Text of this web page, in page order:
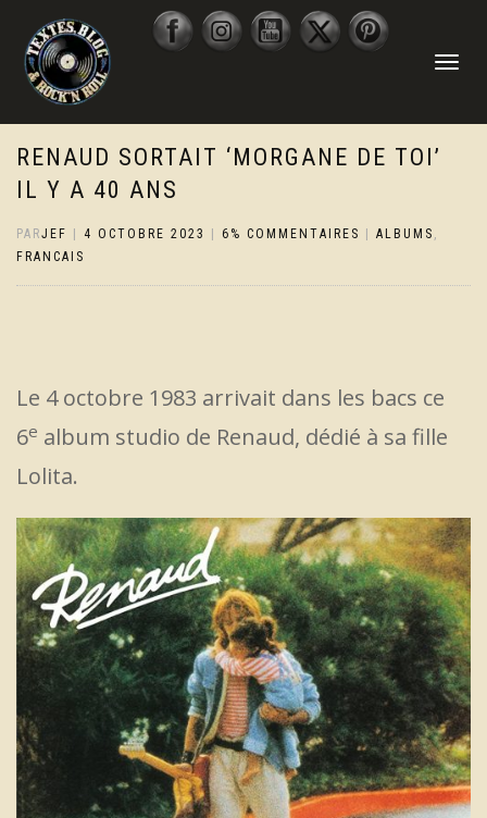
DÉPLIER
RENAUD SORTAIT ‘MORGANE DE TOI’
IL Y A 40 ANS
PARJEF 4 OCTOBRE 2023 6% COMMENTAIRES ALBUMS ,
FRANCAIS
Le 4 octobre 1983 arrivait dans les bacs ce
6e album studio de Renaud, dédié à sa fille
Lolita.